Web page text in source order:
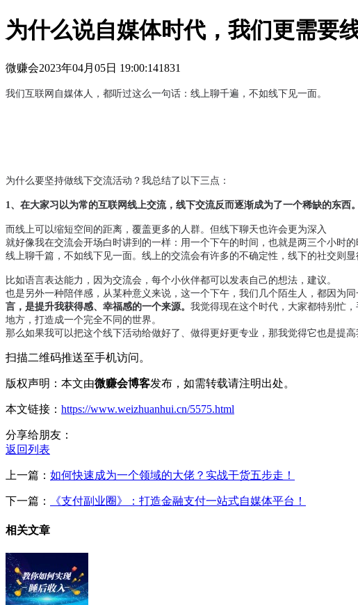
为什么说自媒体时代，我们更需要
微赚会2023年04月05日 19:00:141831
我们互联网自媒体人，都听过这么一句话：线上聊千遍，不如线下见一面。
为什么要坚持做线下交流活动？我总结了以下三点：
1、在大家习以为常的互联网线上交流，线下交流反而逐渐成为了一个稀缺的东西。
而线上可以缩短空间的距离，覆盖更多的人群。但线下聊天也许会更为深入
就好像我在交流会开场白时讲到的一样：用一个下午的时间，也就是两三个小时
线上聊千篇，不如线下见一面。线上的交流会有许多的不确定性，线下的社交则显
比如语言表达能力，因为交流会，每个小伙伴都可以发表自己的想法，建议。
也是另外一种陪伴感，从某种意义来说，这一个下午，我们几个陌生人，都因为
言，是提升我获得感、幸福感的一个来源。 我觉得现在这个时代，大家都特别忙
地方，打造成一个完全不同的世界。
那么如果我可以把这个线下活动给做好了、做得更好更专业，那我觉得它也是提
扫描二维码推送至手机访问。
版权声明：本文由微赚会博客发布，如需转载请注明出处。
本文链接： https://www.weizhuanhui.cn/5575.html
分享给朋友：
返回列表
上一篇： 如何快速成为一个领域的大佬？实战干货五步走！
下一篇： 《支付副业圈》：打造金融支付一站式自媒体平台！
相关文章